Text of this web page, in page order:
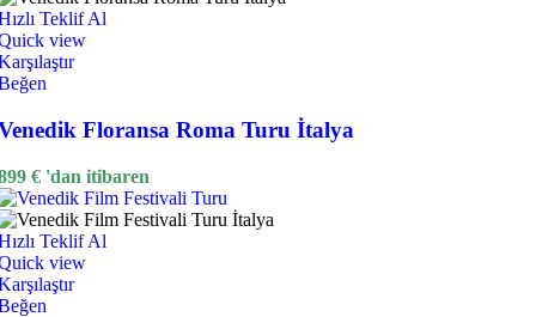
Teklif Al
view
Floransa Roma Turu İtalya
€ 'dan itibaren
Teklif Al
view